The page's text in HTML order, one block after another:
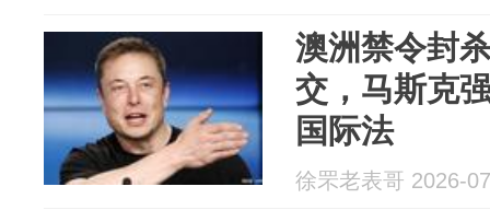
澳洲禁令封
交，马斯克
国际法
徐罘老表哥 2026-